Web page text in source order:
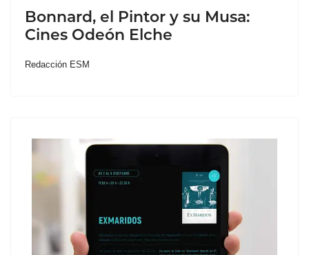
Bonnard, el Pintor y su Musa:
Cines Odeón Elche
Redacción ESM